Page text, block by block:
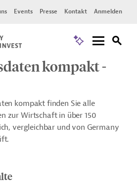
Events Presse Kontakt Anmelden
kompakt -
kompakt finden Sie alle
zur Wirtschaft in über 150
vergleichbar und von Germany